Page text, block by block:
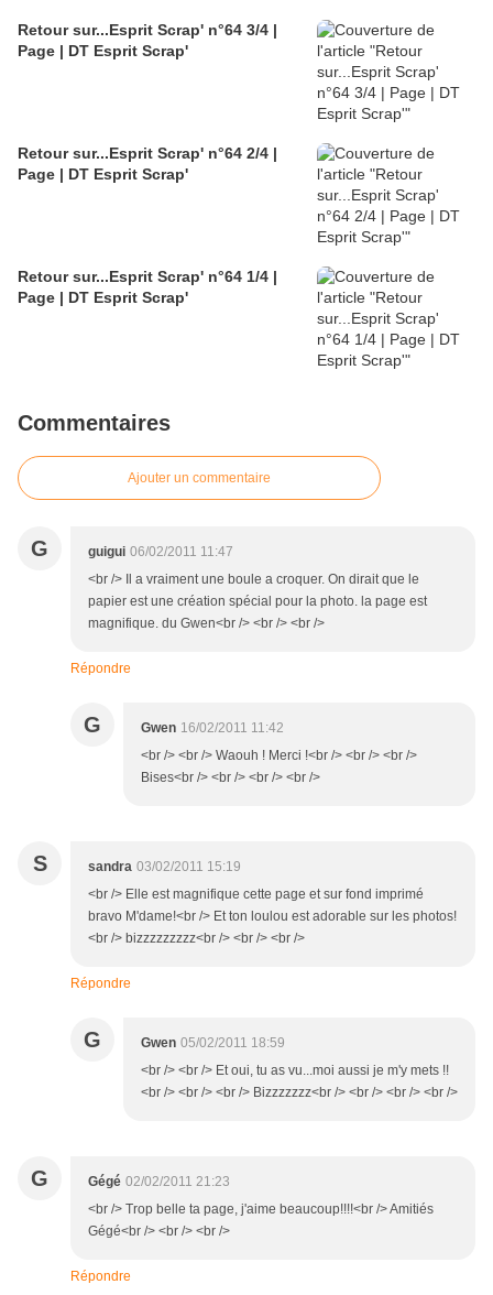
Retour sur...Esprit Scrap' n°64 3/4 |
Page | DT Esprit Scrap'
Retour sur...Esprit Scrap' n°64 2/4 |
Page | DT Esprit Scrap'
Retour sur...Esprit Scrap' n°64 1/4 |
Page | DT Esprit Scrap'
Commentaires
Ajouter un commentaire
G guigui 06/02/2011 11:47
<br /> Il a vraiment une boule a croquer. On dirait que le
papier est une création spécial pour la photo. la page est
magnifique. du Gwen<br /> <br /> <br />
Répondre
G Gwen 16/02/2011 11:42
<br /> <br /> Waouh ! Merci !<br /> <br /> <br />
Bises<br /> <br /> <br /> <br />
S sandra 03/02/2011 15:19
<br /> Elle est magnifique cette page et sur fond imprimé
bravo M'dame!<br /> Et ton loulou est adorable sur les photos!
<br /> bizzzzzzzzz<br /> <br /> <br />
Répondre
G Gwen 05/02/2011 18:59
<br /> <br /> Et oui, tu as vu...moi aussi je m'y mets !!
<br /> <br /> <br /> Bizzzzzzz<br /> <br /> <br /> <br />
G Gégé 02/02/2011 21:23
<br /> Trop belle ta page, j'aime beaucoup!!!!<br /> Amitiés
Gégé<br /> <br /> <br />
Répondre